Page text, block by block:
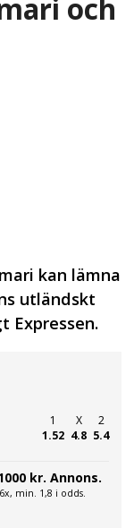
och
kan lämna
utländskt
Expressen.
1
1.52
X
4.8
2
5.4
kr. Annons.
min. 1,8 i odds.